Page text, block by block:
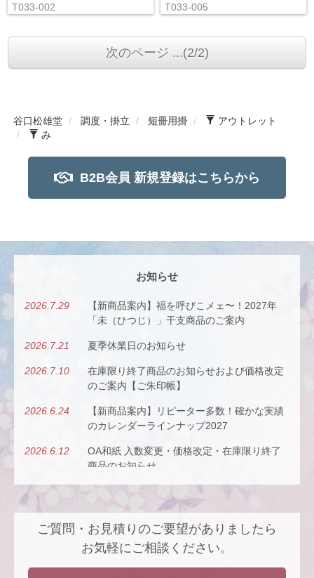
T033-002
T033-005
次のページ ...(2/2)
谷口松雄堂 調度・掛立 短冊用掛
アウトレット
み
B2B会員 新規登録はこちらから
お知らせ
2026.7.29
【新商品案内】福を呼びこメェ〜！2027年
「未（ひつじ）」干支商品のご案内
2026.7.21 夏季休業日のお知らせ
2026.7.10
在庫限り終了商品のお知らせおよび価格改定
のご案内【ご朱印帳】
2026.6.24
【新商品案内】リピーター多数！確かな実績
のカレンダーラインナップ2027
2026.6.12
OA和紙 入数変更・価格改定・在庫限り終了
商品のお知らせ
2026.5.26
にのせて。
2026.4.22
【新商品案内】派手すぎないがちょうどい
い、風も色も透ける、和紙の扇子
2026.4.16 大型連休休業日のお知らせ
ご質問・お見積りのご要望がありましたら
お気軽にご相談ください。